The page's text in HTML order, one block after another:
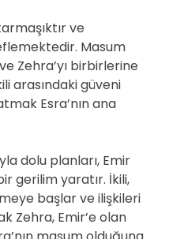
ve
Masum
Zehra’yı birbirlerine
arasındaki güveni
Esra’nın ana
dolu planları, Emir
gerilim yaratır. İkili,
başlar ve ilişkileri
Zehra, Emir’e olan